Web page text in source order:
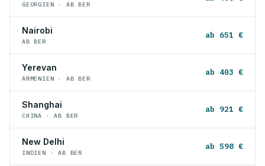
GEORGIEN · AB BER
Nairobi
AB BER
ab 651 €
Yerevan
ARMENIEN · AB BER
ab 403 €
Shanghai
CHINA · AB BER
ab 921 €
New Delhi
INDIEN · AB BER
ab 598 €